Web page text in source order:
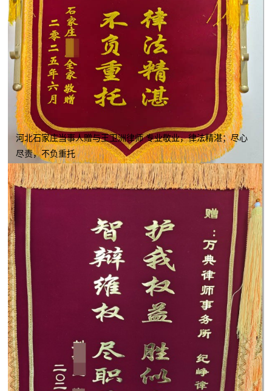
河北石家庄当事人赠与王卫洲律师 专业敬业，律法精湛；尽心
尽责，不负重托